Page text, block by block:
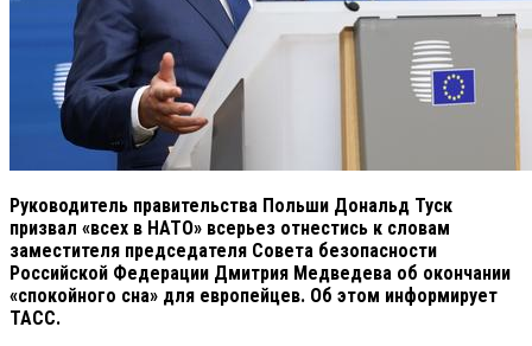
Руководитель правительства Польши Дональд Туск
призвал «всех в НАТО» всерьез отнестись к словам
заместителя председателя Совета безопасности
Российской Федерации Дмитрия Медведева об окончании
«спокойного сна» для европейцев. Об этом информирует
ТАСС.